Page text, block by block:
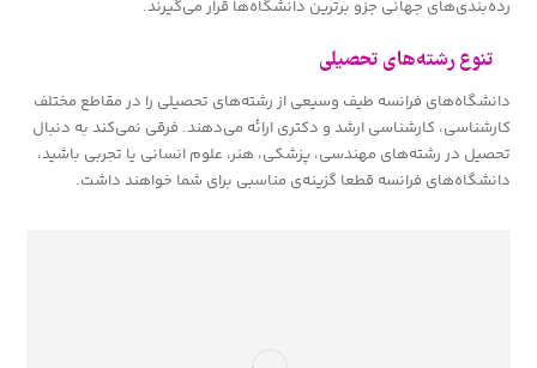
رده‌بندی‌های جهانی جزو برترین دانشگاه‌ها قرار می‌گیرند.
تنوع رشته‌های تحصیلی
دانشگاه‌های فرانسه طیف وسیعی از رشته‌های تحصیلی را در مقاطع مختلف
کارشناسی، کارشناسی ارشد و دکتری ارائه می‌دهند. فرقی نمی‌کند به دنبال
تحصیل در رشته‌های مهندسی، پزشکی، هنر، علوم انسانی یا تجربی باشید،
دانشگاه‌های فرانسه قطعا گزینه‌ی مناسبی برای شما خواهند داشت.